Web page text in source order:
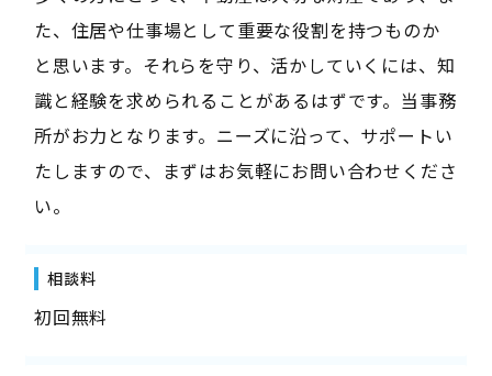
た、住居や仕事場として重要な役割を持つものか
と思います。それらを守り、活かしていくには、知
識と経験を求められることがあるはずです。当事務
所がお力となります。ニーズに沿って、サポートい
たしますので、まずはお気軽にお問い合わせくださ
い。
相談料
初回無料